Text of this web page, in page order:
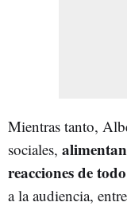
Mientras tanto,
sociales,
reacciones de
a la audiencia,